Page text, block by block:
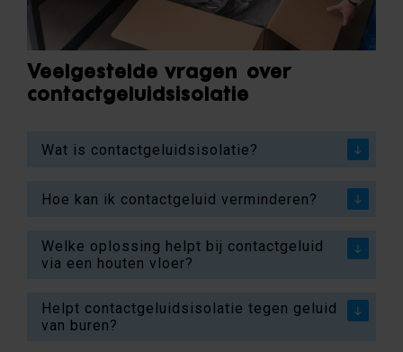
Veelgestelde vragen over
contactgeluidsisolatie
Wat is contactgeluidsisolatie?
Hoe kan ik contactgeluid verminderen?
Welke oplossing helpt bij contactgeluid
via een houten vloer?
Helpt contactgeluidsisolatie tegen geluid
van buren?